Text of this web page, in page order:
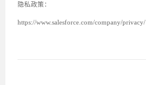
隐私政策：
https://www.salesforce.com/company/privacy/